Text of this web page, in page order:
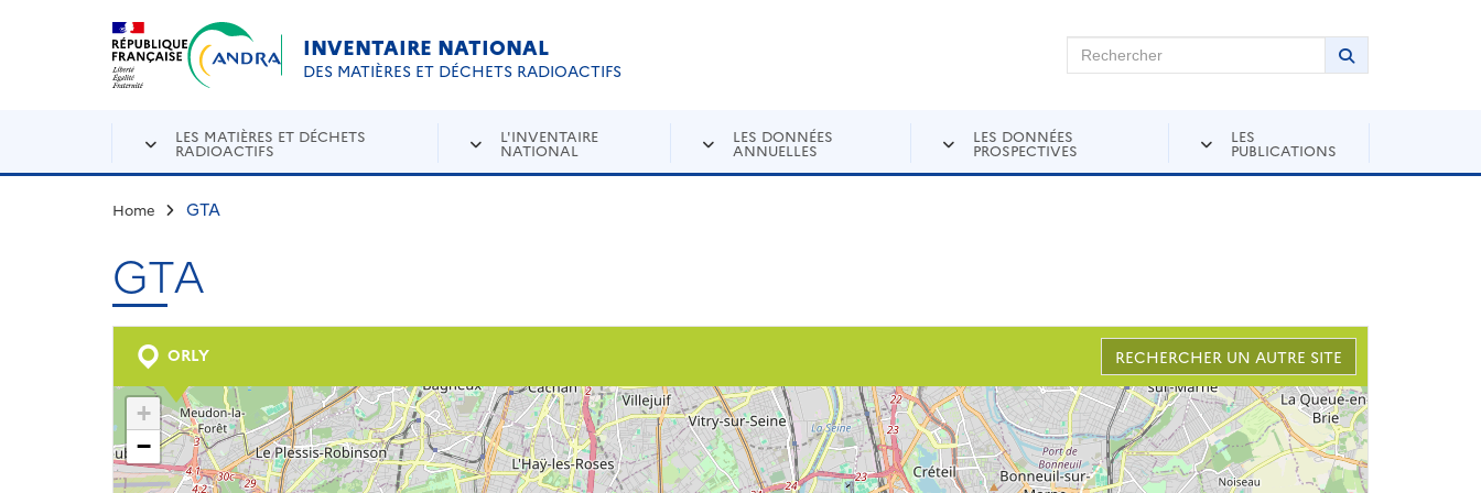
Aller au contenu principal
INVENTAIRE NATIONAL
DES MATIÈRES ET DÉCHETS RADIOACTIFS
Rechercher sur Andra Inventaire Rechercher
Lancer la
LES MATIÈRES ET DÉCHETS
RADIOACTIFS
L'INVENTAIRE
NATIONAL
LES DONNÉES
ANNUELLES
LES DONNÉES
PROSPECTIVES
LES
PUBLICATIONS
Home GTA
GTA
ORLY RECHERCHER UN AUTRE SITE
+
−